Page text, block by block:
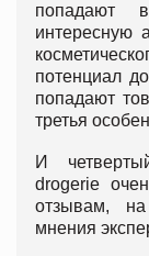
попадают
интересную
потенциал
попадают
третья
И
drogerie
отзывам,
мнения